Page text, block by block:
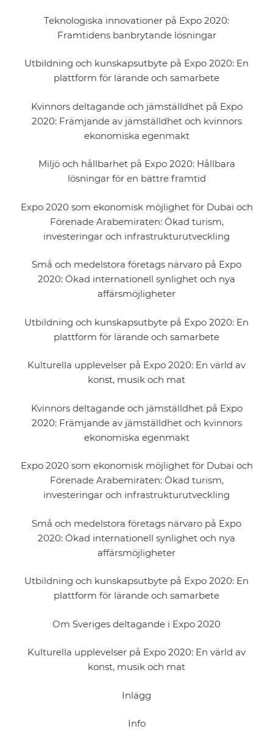
Teknologiska innovationer på Expo 2020:
Framtidens banbrytande lösningar
Utbildning och kunskapsutbyte på Expo 2020: En
plattform för lärande och samarbete
Kvinnors deltagande och jämställdhet på Expo
2020: Främjande av jämställdhet och kvinnors
ekonomiska egenmakt
Miljö och hållbarhet på Expo 2020: Hållbara
lösningar för en bättre framtid
Expo 2020 som ekonomisk möjlighet för Dubai och
Förenade Arabemiraten: Ökad turism,
investeringar och infrastrukturutveckling
Små och medelstora företags närvaro på Expo
2020: Ökad internationell synlighet och nya
affärsmöjligheter
Utbildning och kunskapsutbyte på Expo 2020: En
plattform för lärande och samarbete
Kulturella upplevelser på Expo 2020: En värld av
konst, musik och mat
Kvinnors deltagande och jämställdhet på Expo
2020: Främjande av jämställdhet och kvinnors
ekonomiska egenmakt
Expo 2020 som ekonomisk möjlighet för Dubai och
Förenade Arabemiraten: Ökad turism,
investeringar och infrastrukturutveckling
Små och medelstora företags närvaro på Expo
2020: Ökad internationell synlighet och nya
affärsmöjligheter
Utbildning och kunskapsutbyte på Expo 2020: En
plattform för lärande och samarbete
Om Sveriges deltagande i Expo 2020
Kulturella upplevelser på Expo 2020: En värld av
konst, musik och mat
Inlägg
Info